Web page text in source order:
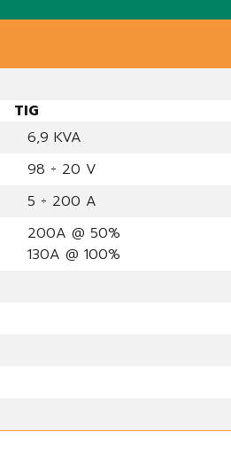
TIG
6,9 KVA
98 ÷ 20 V
5 ÷ 200 A
200A @ 50%
130A @ 100%